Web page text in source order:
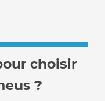
choisir
?